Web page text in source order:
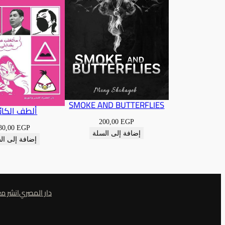
SMOKE AND BUTTERFLIES
200,00EGP
إضافة إلى السلة
ألطف
EGP
إضافة إلى
دار المصريانشر